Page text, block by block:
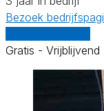
Bezoek
Gratis - Vrijblijvend